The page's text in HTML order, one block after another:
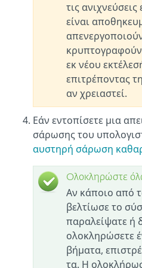
τις
είναι
εκ νέου
επιτρέποντας
αν χρειαστεί.
Εάν εντοπίσετε μια
σάρωσης του
αυστηρή σάρωση
Ολοκληρώστε
Αν κάποιο από
βελτίωσε το
παραλείψατε ή
ολοκληρώσετε
βήματα,
τα. Η